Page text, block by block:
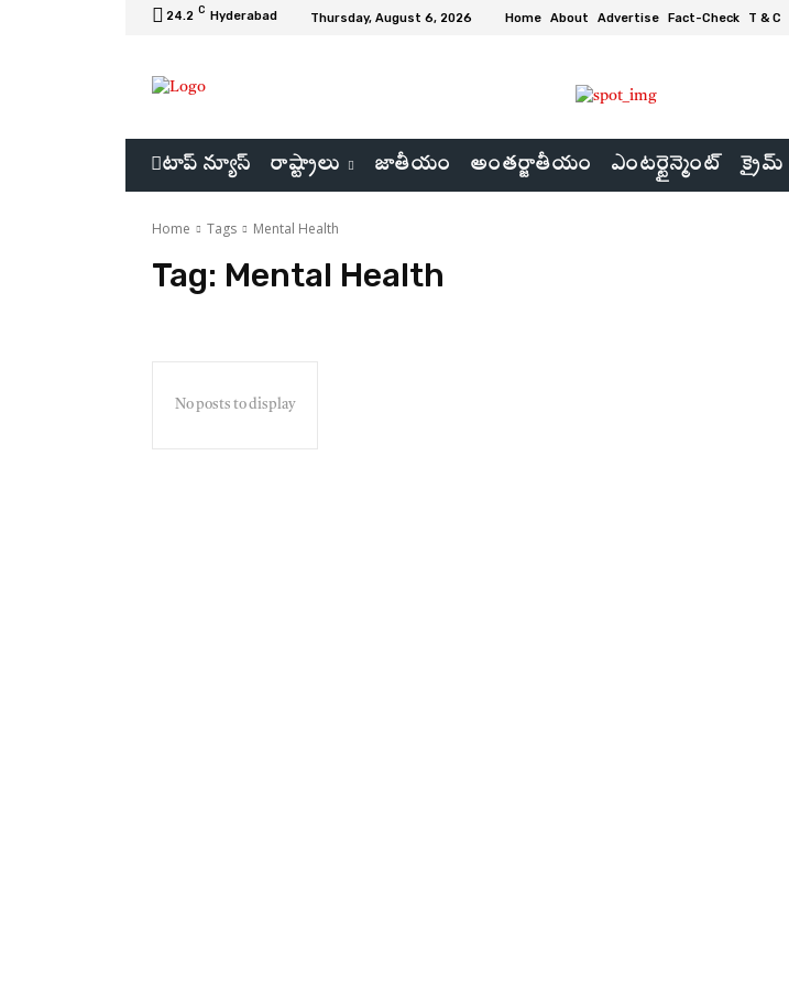
24.2 C Hyderabad Thursday, August 6, 2026 Home About Advertise Fact-Check T & C
టాప్ న్యూస్ రాష్ట్రాలు జాతీయం అంతర్జాతీయం ఎంటర్టైన్మెంట్ క్రైమ్
Home Tags Mental Health
Tag: Mental Health
No posts to display